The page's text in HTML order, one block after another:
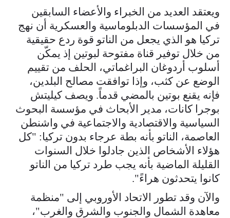
ويعتقد العديد من الخبراء والأعضاء السابقين
في المؤسسات الدبلوماسية والعسكرية أن نهج
تركيا هو الذي يجعل من الناتو قوة ردع حقيقية
من خلال توفير قناة مفتوحة لبوتين إذ يمكّن
أسلوب أردوغان البراغماتي، الحلف من تقييم
الوضع عن كثب، وإذا توافقت مصالح البلدين،
فإنه يقنع بوتين بالمضي قدماً. ويصف كيليتش
بوجرا كانات، مدير الأبحاث في مؤسسة البحوث
السياسية والاقتصادية والاجتماعية في واشنطن
العاصمة، الناتو بأنه بطة عرجاء بدون تركيا: "كل
هؤلاء الأشخاص الذين جادلوا خلال السنوات
القليلة الماضية بأنه يجب طرد تركيا من الناتو
كانوا يتحدثون هراءً".
والآن وقد تطور الاتحاد الأوروبي إلى "منظمة
معاهدة الشمال والجنوب والشرق والغرب"،